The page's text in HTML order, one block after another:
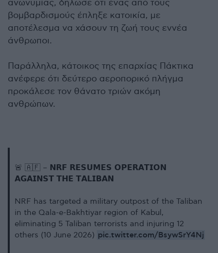
ανωνυμίας, δήλωσε ότι ένας από τους
βομβαρδισμούς έπληξε κατοικία, με
αποτέλεσμα να χάσουν τη ζωή τους εννέα
άνθρωποι.
Παράλληλα, κάτοικος της επαρχίας Πάκτικα
ανέφερε ότι δεύτερο αεροπορικό πλήγμα
προκάλεσε τον θάνατο τριών ακόμη
ανθρώπων.
🚨 🇦🇫 – 𝗡𝗥𝗙 𝗥𝗘𝗦𝗨𝗠𝗘𝗦 𝗢𝗣𝗘𝗥𝗔𝗧𝗜𝗢𝗡
𝗔𝗚𝗔𝗜𝗡𝗦𝗧 𝗧𝗛𝗘 𝗧𝗔𝗟𝗜𝗕𝗔𝗡
NRF has targeted a military outpost of the Taliban
in the Qala-e-Bakhtiyar region of Kabul,
eliminating 5 Taliban terrorists and injuring 12
others (10 June 2026) pic.twitter.com/BsywSrY4Nj